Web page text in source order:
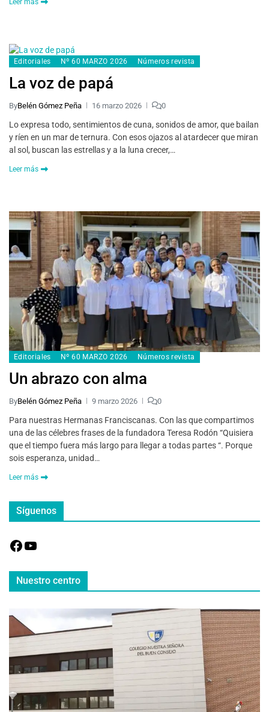
Leer más
Editoriales Nº 60 MARZO 2026 Números revista
La voz de papá
ByBelén Gómez Peña 16 marzo 2026 0
Lo expresa todo, sentimientos de cuna, sonidos de amor, que bailan
y ríen en un mar de ternura. Con esos ojazos al atardecer que miran
al sol, buscan las estrellas y a la luna crecer,…
Leer más
Editoriales Nº 60 MARZO 2026 Números revista
Un abrazo con alma
ByBelén Gómez Peña 9 marzo 2026 0
Para nuestras Hermanas Franciscanas. Con las que compartimos
una de las célebres frases de la fundadora Teresa Rodón “Quisiera
que el tiempo fuera más largo para llegar a todas partes “. Porque
sois esperanza, unidad…
Leer más
Síguenos
Nuestro centro